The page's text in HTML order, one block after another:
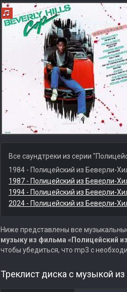
Все саундтреки из серии
1984 - Полицейский из Беверли-
1987 - Полицейский из Беверли-
1994 - Полицейский из Беверли-
2024 - Полицейский из Беверли-
Ниже представлены все
музыку из фильма «Полицейский
чтобы убедиться, что mp3 с
Треклист диска с музыкой